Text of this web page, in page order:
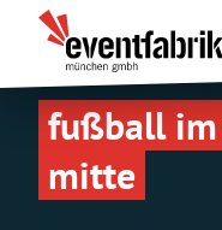
Inhalt
springen
Eventfabrik
München
fußball
mitte